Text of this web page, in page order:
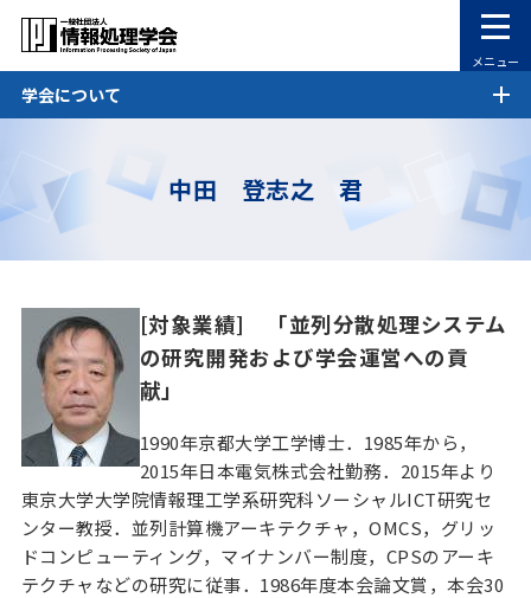
メニュー
学会について
中田 登志之 君
[対象業績] 「並列分散処理システム
の研究開発および学会運営への貢
献」
1990年京都大学工学博士．1985年から，
2015年日本電気株式会社勤務．2015年より
東京大学大学院情報理工学系研究科ソーシャルICT研究セ
ンター教授．並列計算機アーキテクチャ，OMCS，グリッ
ドコンピューティング，マイナンバー制度，CPSのアーキ
テクチャなどの研究に従事．1986年度本会論文賞，本会30